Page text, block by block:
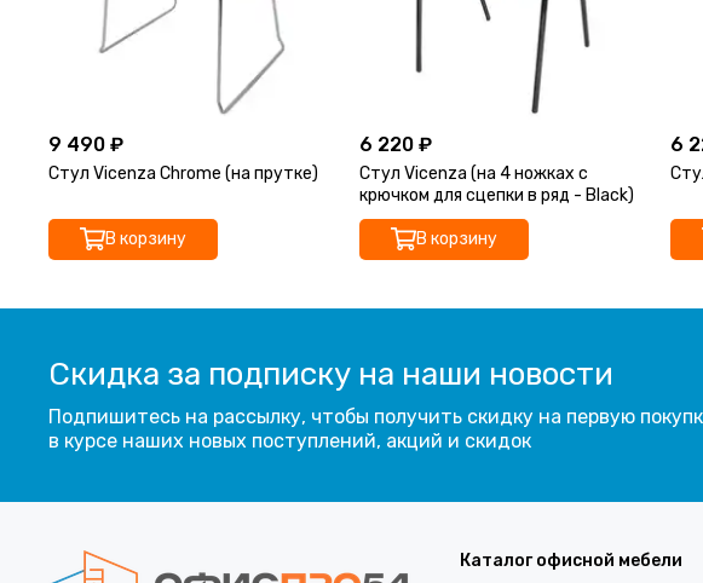
9 490 ₽
Стул Vicenza Chrome (на прутке)
В корзину
6 220 ₽
Стул Vicenza (на 4 ножках с
крючком для сцепки в ряд - Black)
В корзину
6
Скидка за подписку на наши новости
Подпишитесь на рассылку, чтобы получить скидку на первую
в курсе наших новых поступлений, акций и скидок
Каталог офисной мебели